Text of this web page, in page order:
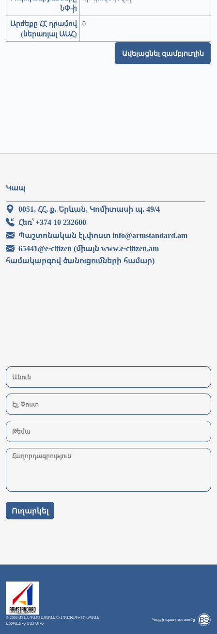
ՆՓ-ի
Արժեքը ՀՀ դրամով
(ներառյալ ԱԱՀ)
0
Ավելացնել զամբյուղին
Կապ
0051, ՀՀ, ք. Երևան, Կոմիտասի պ. 49/4
Հեռ՝ +374 10 232600
Պաշտոնական էլ.փոստ info@armstandard.am
65441@e-citizen (միայն www.e-citizen.am
համակարգով ծանուցումների համար)
Ուղարկել
© 2026 ՍՏԱՆԴԱՐՏԱՑՄԱՆ ԵՎ ՉԱՓԱԳԻՏՈՒԹՅԱՆ
ԱԶԳԱՅԻՆ ՄԱՐՄԻՆ
Կայքի պատրաստումը`